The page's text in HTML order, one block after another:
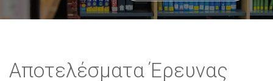
Αποτελέσματα Έρευνας